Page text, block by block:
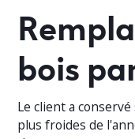
bois
Le client a
plus froides de